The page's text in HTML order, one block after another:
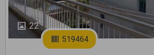
22
519464